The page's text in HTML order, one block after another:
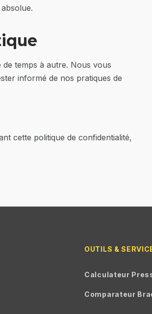
temps à autre. Nous vous
informé de nos pratiques de
cette politique de confidentialité,
OUTILS &
Calculateur
Comparateur